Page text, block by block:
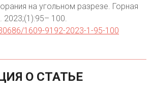
на угольном разрезе. Горная
100.
1609-9192-2023-1-95-100
О СТАТЬЕ